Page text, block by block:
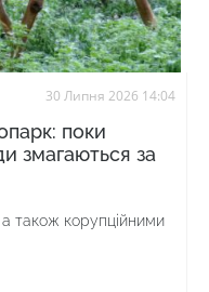
30 Липня 2026 14:04
поки
змагаються за
також корупційними